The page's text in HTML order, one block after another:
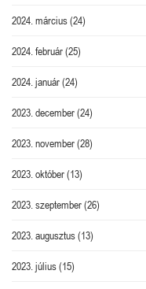
2024. március(24)
2024. február(25)
2024. január(24)
2023. december(24)
2023. november(28)
2023. október(13)
2023. szeptember(26)
2023. augusztus(13)
2023. július(15)